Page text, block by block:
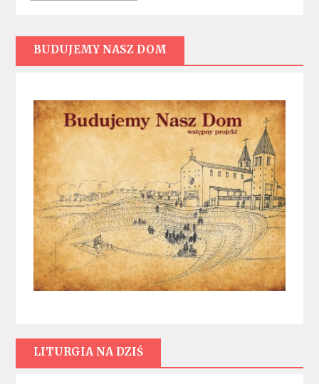
BUDUJEMY NASZ DOM
LITURGIA NA DZIŚ